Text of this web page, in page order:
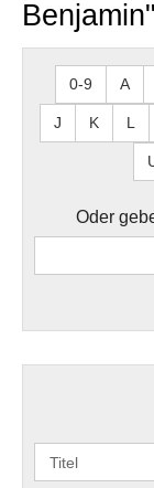
Benjamin"
0-9 A
J K L
Oder